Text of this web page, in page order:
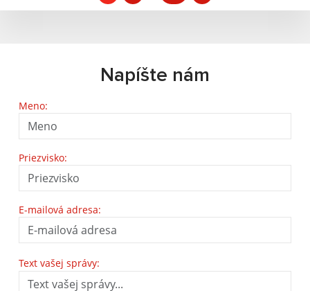
Napíšte nám
Meno:
Priezvisko:
E-mailová adresa:
Text vašej správy: